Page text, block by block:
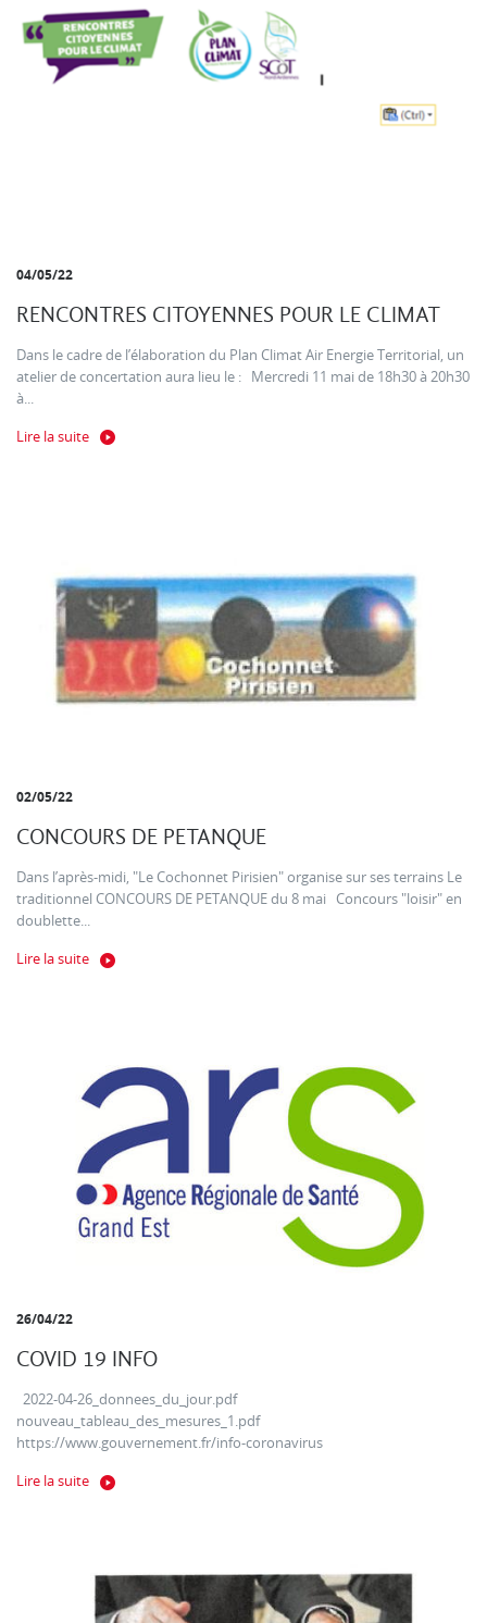
04/05/22
RENCONTRES CITOYENNES POUR LE CLIMAT
Dans le cadre de l’élaboration du Plan Climat Air Energie Territorial, un
atelier de concertation aura lieu le : Mercredi 11 mai de 18h30 à 20h30
à...
Lire la suite
02/05/22
CONCOURS DE PETANQUE
Dans l’après-midi, "Le Cochonnet Pirisien" organise sur ses terrains Le
traditionnel CONCOURS DE PETANQUE du 8 mai Concours "loisir" en
doublette...
Lire la suite
26/04/22
COVID 19 INFO
2022-04-26_donnees_du_jour.pdf
nouveau_tableau_des_mesures_1.pdf
https://www.gouvernement.fr/info-coronavirus
Lire la suite